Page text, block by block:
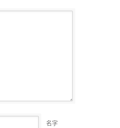
名字